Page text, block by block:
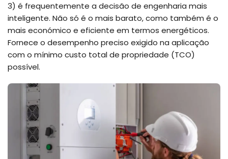
3) é frequentemente a decisão de engenharia mais
inteligente. Não só é o mais barato, como também é o
mais económico e eficiente em termos energéticos.
Fornece o desempenho preciso exigido na aplicação
com o mínimo custo total de propriedade (TCO)
possível.